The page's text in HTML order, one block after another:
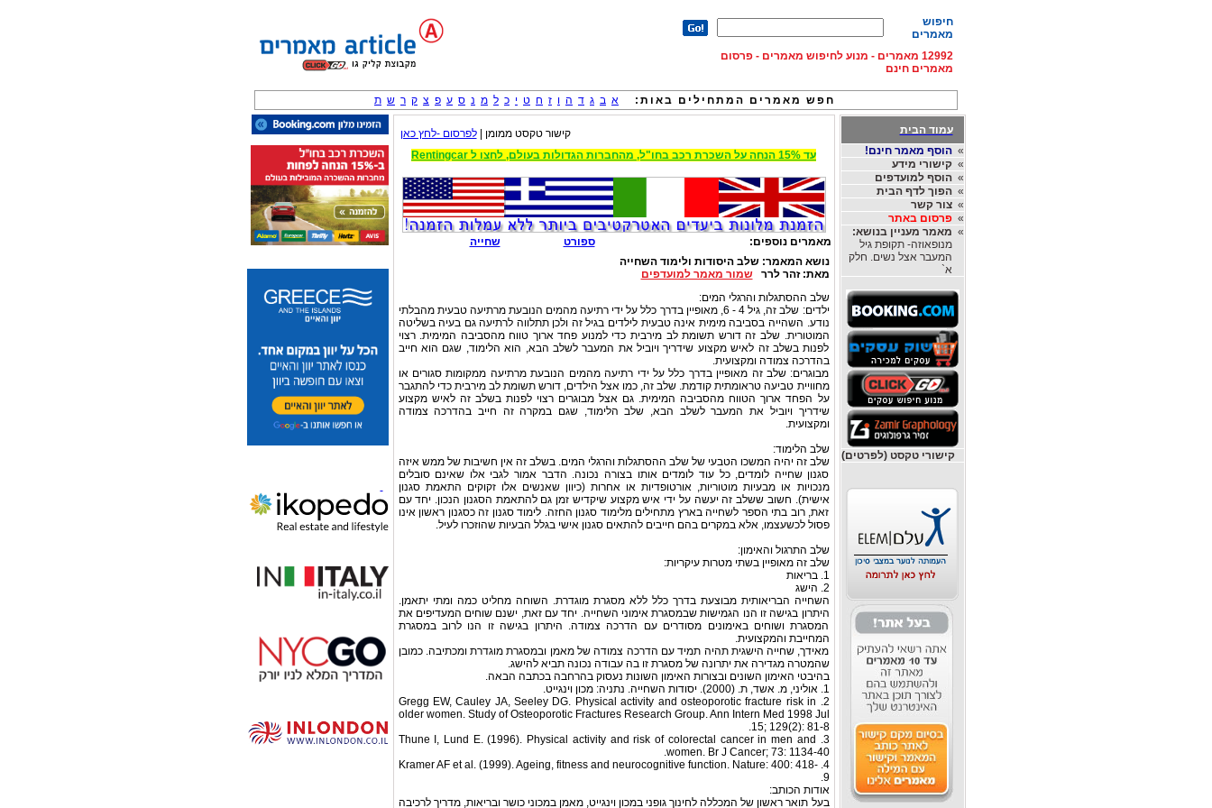
חיפוש
מאמרים
12992 מאמרים - מנוע לחיפוש מאמרים - פרסום
מאמרים חינם
חפש מאמרים המתחילים באות: א ב ג ד ה ו ז ח ט י כ ל מ נ ס ע פ צ ק ר ש ת
עמוד הבית
»הוסף מאמר חינם!
»קישורי מידע
»הוסף למועדפים
»הפוך לדף הבית
»צור קשר
»פרסום באתר
» מאמר מעניין בנושא:
מנופאוזה- תקופת גיל
המעבר אצל נשים. חלק
א`
קישורי טקסט (לפרטים)
קישור טקסט ממומן |לפרסום -לחץ כאן
עד 15% הנחה על השכרת רכב בחו"ל, מהחברות הגדולות בעולם, לחצו ל Rentingcar
מאמרים נוספים: ספורט
שחייה
נושא המאמר:שלב היסודות ולימוד השחייה
מאת:זהר לררשמור מאמר למועדפים
שלב ההסתגלות והרגלי המים:
ילדים: שלב זה, גיל 4 - 6, מאופיין בדרך כלל על ידי רתיעה מהמים הנובעת מרתיעה טבעית מהבלתי
נודע. השהייה בסביבה מימית אינה טבעית לילדים בגיל זה ולכן תתלווה לרתיעה גם בעיה בשליטה
המוטורית. שלב זה דורש תשומת לב מירבית כדי למנוע פחד ארוך טווח מהסביבה המימית. רצוי
לפנות בשלב זה לאיש מקצוע שידריך ויוביל את המעבר לשלב הבא, הוא הלימוד, שגם הוא חייב
בהדרכה צמודה ומקצועית.
מבוגרים: שלב זה מאופיין בדרך כלל על ידי רתיעה מהמים הנובעת מרתיעה ממקומות סגורים או
מחוויית טביעה טראומתית קודמת. שלב זה, כמו אצל הילדים, דורש תשומת לב מירבית כדי להתגבר
על הפחד ארוך הטווח מהסביבה המימית. גם אצל מבוגרים רצוי לפנות בשלב זה לאיש מקצוע
שידריך ויוביל את המעבר לשלב הבא, שלב הלימוד, שגם במקרה זה חייב בהדרכה צמודה
ומקצועית.
שלב הלימוד:
שלב זה יהיה המשכו הטבעי של שלב ההסתגלות והרגלי המים. בשלב זה אין חשיבות של ממש איזה
סגנון שחייה לומדים, כל עוד לומדים אותו בצורה נכונה. הדבר אמור לגבי אלו שאינם סובלים
מנכויות או מבעיות מוטוריות, אורטופדיות או אחרות (כיוון שאנשים אלו זקוקים התאמת סגנון
אישית). חשוב ששלב זה יעשה על ידי איש מקצוע שיקדיש זמן גם להתאמת הסגנון הנכון. יחד עם
זאת, רוב בתי הספר לשחייה בארץ מתחילים מלימוד סגנון החזה. לימוד סגנון זה כסגנון ראשון אינו
פסול לכשעצמו, אלא במקרים בהם חייבים להתאים סגנון אישי בגלל הבעיות שהוזכרו לעיל.
שלב התרגול והאימון:
שלב זה מאופיין בשתי מטרות עיקריות:
1. בריאות
2. הישג
השחייה הבריאותית מבוצעת בדרך כלל ללא מסגרת מוגדרת. השוחה מחליט כמה ומתי יתאמן.
היתרון בגישה זו הנו הגמישות שבמסגרת אימוני השחייה. יחד עם זאת, ישנם שוחים המעדיפים את
המסגרת ושוחים באימונים מסודרים עם הדרכה צמודה. היתרון בגישה זו הנו לרוב במסגרת
המחייבת והמקצועית.
מאידך, שחייה הישגית תהיה תמיד עם הדרכה צמודה של מאמן ובמסגרת מוגדרת ומכתיבה. כמובן
שהמטרה מגדירה את יתרונה של מסגרת זו בה עבודה נכונה תביא להישג.
בהיבטי האימון השונים ובצורות האימון השונות נעסוק בהרחבה בכתבה הבאה.
1. אוליני, מ. אשד, ת. (2000). יסודות השחייה. נתניה: מכון וינגייט.
2. Gregg EW, Cauley JA, Seeley DG. Physical activity and osteoporotic fracture risk in
older women. Study of Osteoporotic Fractures Research Group. Ann Intern Med 1998 Jul
15; 129(2): 81-8.
3. Thune I, Lund E. (1996). Physical activity and risk of colorectal cancer in men and
women. Br J Cancer; 73: 1134-40.
4. Kramer AF et al. (1999). Ageing, fitness and neurocognitive function. Nature: 400: 418-
9.
אודות הכותב:
בעל תואר ראשון של המכללה לחינוך גופני במכון וינגייט, מאמן במכוני כושר ובריאות, מדריך לרכיבה